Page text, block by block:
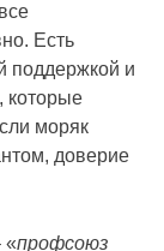
Есть
поддержкой и
которые
моряк
доверие
«профсоюз